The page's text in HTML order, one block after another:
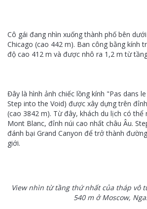
Cô gái đang nhìn xuống thành phố bên
Chicago (cao 442 m). Ban công bằng kính
độ cao 412 m và được nhô ra 1,2 m từ
Đây là hình ảnh chiếc lồng kính "Pas dans
Step into the Void) được xây dựng trên
(cao 3842 m). Từ đây, khách du lịch có thể
Mont Blanc, đỉnh núi cao nhất châu Âu.
đánh bại Grand Canyon để trở thành
giới.
View nhìn từ tầng thứ nhất của tháp vô
540 m ở Moscow, Nga.